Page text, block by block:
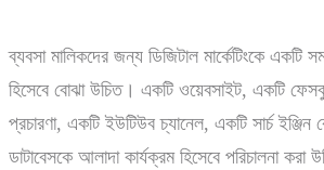
ব্যবসা মালিকদের জন্য ডিজিটাল মার্কেটিংকে একটি
হিসেবে বোঝা উচিত। একটি ওয়েবসাইট, একটি
প্রচারণা, একটি ইউটিউব চ্যানেল, একটি সার্চ
ডাটাবেসকে আলাদা কার্যক্রম হিসেবে পরিচালনা